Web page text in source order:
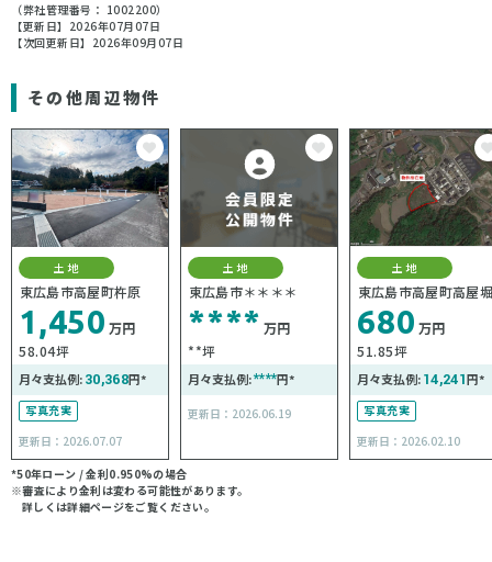
（弊社管理番号： 1002200）
【更新日】2026年07月07日
【次回更新日】2026年09月07日
その他周辺物件
土地
東広島市高屋町杵原
1,450 万円
58.04坪
月々支払例:30,368円*
写真充実
更新日：2026.07.07
土地
東広島市＊＊＊＊
**** 万円
**坪
月々支払例:****円*
更新日：2026.06.19
土地
東広島市高屋町高屋
680 万円
51.85坪
月々支払例:14,241円*
写真充実
更新日：2026.02.10
*50年ローン / 金利0.950%の場合
※審査により金利は変わる可能性があります。
詳しくは詳細ページをご覧ください。